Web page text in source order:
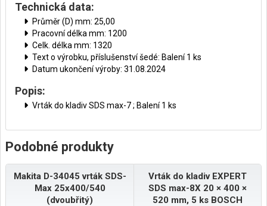
Technická data:
Průměr (D) mm: 25,00
Pracovní délka mm: 1200
Celk. délka mm: 1320
Text o výrobku, příslušenství šedé: Balení 1 ks
Datum ukončení výroby: 31.08.2024
Popis:
Vrták do kladiv SDS max-7 ; Balení 1 ks
Podobné produkty
Makita D-34045 vrták SDS-
Max 25x400/540
(dvoubřitý)
Vrták do kladiv EXPERT
SDS max-8X 20 × 400 ×
520 mm, 5 ks BOSCH